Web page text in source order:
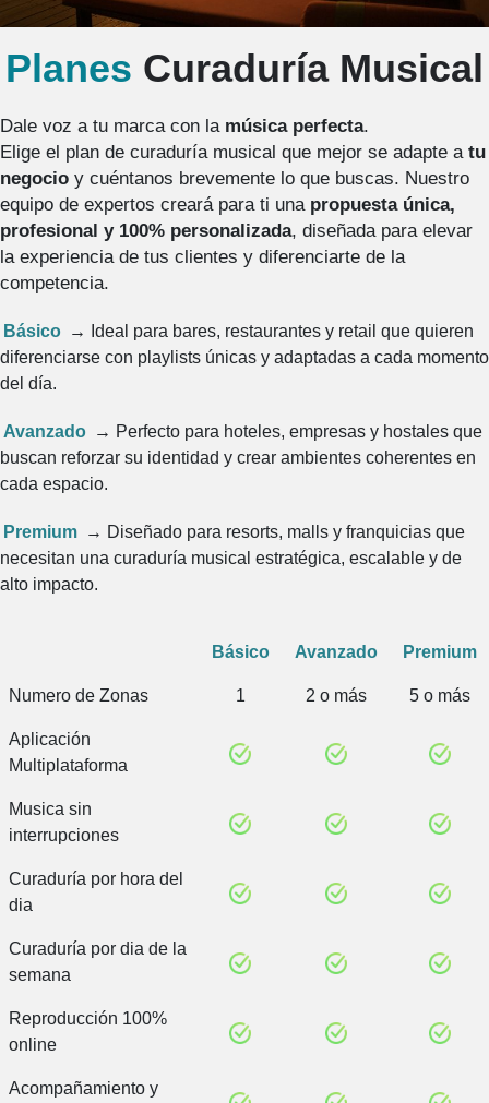
Planes Curaduría Musical
Dale voz a tu marca con la música perfecta.
Elige el plan de curaduría musical que mejor se adapte a tu
negocio y cuéntanos brevemente lo que buscas. Nuestro
equipo de expertos creará para ti una propuesta única,
profesional y 100% personalizada, diseñada para elevar
la experiencia de tus clientes y diferenciarte de la
competencia.
Básico →
Ideal para bares, restaurantes y retail que quieren
diferenciarse con playlists únicas y adaptadas a cada momento
del día.
Avanzado → Perfecto para hoteles, empresas y hostales que
buscan reforzar su identidad y crear ambientes coherentes en
cada espacio.
Premium → Diseñado para resorts, malls y franquicias que
necesitan una curaduría musical estratégica, escalable y de
alto impacto.
Básico Avanzado Premium
Numero de Zonas 1 2 o más 5 o más
Aplicación
Multiplataforma
Musica sin
interrupciones
Curaduría por hora del
dia
Curaduría por dia de la
semana
Reproducción 100%
online
Acompañamiento y